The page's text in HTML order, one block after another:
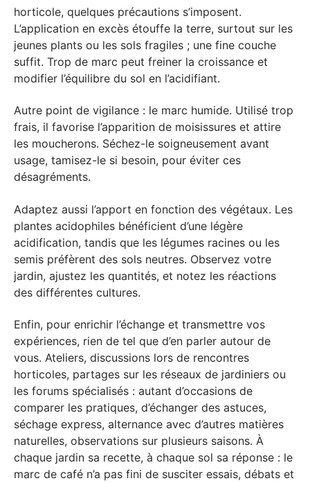
horticole, quelques précautions s’imposent.
L’application en excès étouffe la terre, surtout sur les
jeunes plants ou les sols fragiles ; une fine couche
suffit. Trop de marc peut freiner la croissance et
modifier l’équilibre du sol en l’acidifiant.
Autre point de vigilance : le marc humide. Utilisé trop
frais, il favorise l’apparition de moisissures et attire
les moucherons. Séchez-le soigneusement avant
usage, tamisez-le si besoin, pour éviter ces
désagréments.
Adaptez aussi l’apport en fonction des végétaux. Les
plantes acidophiles bénéficient d’une légère
acidification, tandis que les légumes racines ou les
semis préfèrent des sols neutres. Observez votre
jardin, ajustez les quantités, et notez les réactions
des différentes cultures.
Enfin, pour enrichir l’échange et transmettre vos
expériences, rien de tel que d’en parler autour de
vous. Ateliers, discussions lors de rencontres
horticoles, partages sur les réseaux de jardiniers ou
les forums spécialisés : autant d’occasions de
comparer les pratiques, d’échanger des astuces,
séchage express, alternance avec d’autres matières
naturelles, observations sur plusieurs saisons. À
chaque jardin sa recette, à chaque sol sa réponse : le
marc de café n’a pas fini de susciter essais, débats et